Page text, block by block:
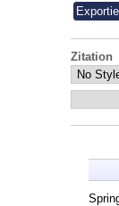
Zitation